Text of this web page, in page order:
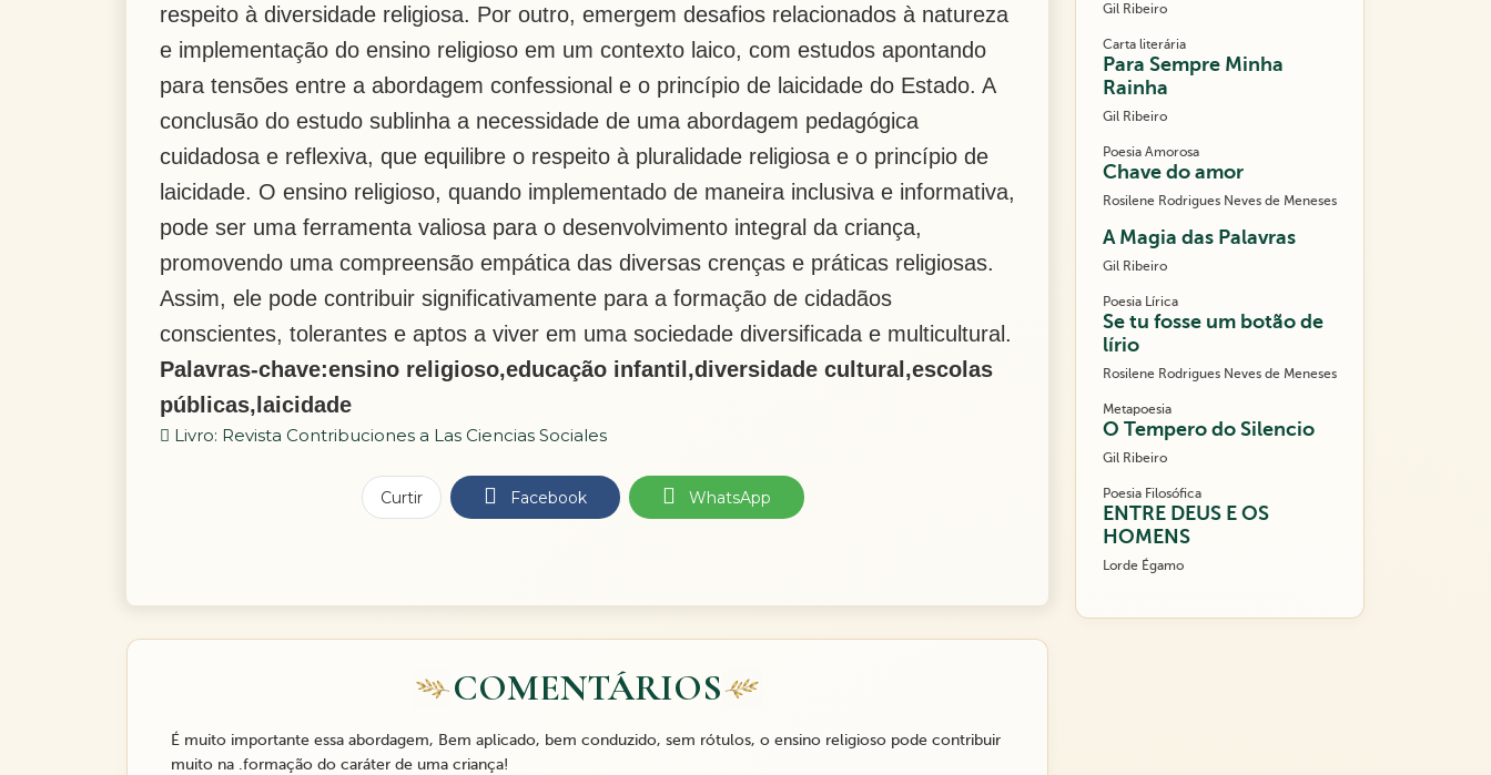
respeito à diversidade religiosa. Por outro, emergem desafios relacionados à natureza
e implementação do ensino religioso em um contexto laico, com estudos apontando
para tensões entre a abordagem confessional e o princípio de laicidade do Estado. A
conclusão do estudo sublinha a necessidade de uma abordagem pedagógica
cuidadosa e reflexiva, que equilibre o respeito à pluralidade religiosa e o princípio de
laicidade. O ensino religioso, quando implementado de maneira inclusiva e informativa,
pode ser uma ferramenta valiosa para o desenvolvimento integral da criança,
promovendo uma compreensão empática das diversas crenças e práticas religiosas.
Assim, ele pode contribuir significativamente para a formação de cidadãos
conscientes, tolerantes e aptos a viver em uma sociedade diversificada e multicultural.
Palavras-chave:ensino religioso,educação infantil ,diversidade cultural ,escolas
públicas, laicidade
Livro: Revista Contribuciones a Las Ciencias Sociales
Curtir Facebook WhatsApp
COMENTÁRIOS
É muito importante essa abordagem, Bem aplicado, bem conduzido, sem rótulos, o ensino religioso pode contribuir
muito na .formação do caráter de uma criança!
Gil Ribeiro
Carta literária
Para Sempre Minha
Rainha
Gil Ribeiro
Poesia Amorosa
Chave do amor
Rosilene Rodrigues Neves de Meneses
A Magia das Palavras
Gil Ribeiro
Poesia Lírica
Se tu fosse um botão de
lírio
Rosilene Rodrigues Neves de Meneses
Metapoesia
O Tempero do Silencio
Gil Ribeiro
Poesia Filosófica
ENTRE DEUS E OS
HOMENS
Lorde Égamo